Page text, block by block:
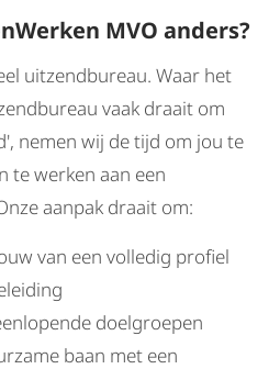
MVO anders?
uitzendbureau. Waar het
vaak draait om
nemen wij de tijd om jou te
te werken aan een
aanpak draait om:
van een volledig profiel
doelgroepen
baan met een